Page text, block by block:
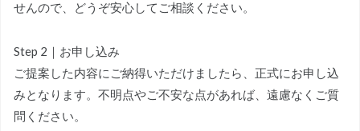
せんので、どうぞ安心してご相談ください。
Step 2｜お申し込み
ご提案した内容にご納得いただけましたら、正式にお申し込
みとなります。不明点やご不安な点があれば、遠慮なくご質
問ください。